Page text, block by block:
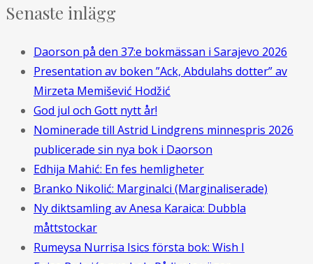
Senaste inlägg
Daorson på den 37:e bokmässan i Sarajevo 2026
Presentation av boken ”Ack, Abdulahs dotter” av
Mirzeta Memišević Hodžić
God jul och Gott nytt år!
Nominerade till Astrid Lindgrens minnespris 2026
publicerade sin nya bok i Daorson
Edhija Mahić: En fes hemligheter
Branko Nikolić: Marginalci (Marginaliserade)
Ny diktsamling av Anesa Karaica: Dubbla
måttstockar
Rumeysa Nurrisa Isics första bok: Wish I